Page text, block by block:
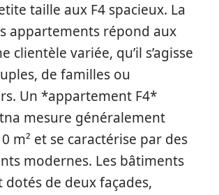
taille aux F4 spacieux. La
appartements répond aux
clientèle variée, qu’il s’agisse
de familles ou
Un *appartement F4*
mesure généralement
m² et se caractérise par des
modernes. Les bâtiments
dotés de deux façades,